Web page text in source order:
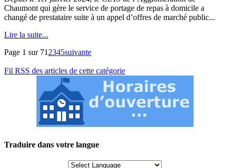
Chaumont qui gère le service de portage de repas à domicile a
changé de prestataire suite à un appel d’offres de marché public...
Lire la suite...
Page 1 sur 71 2345suivante
Fil RSS des articles de cette catégorie
Traduire dans votre langue